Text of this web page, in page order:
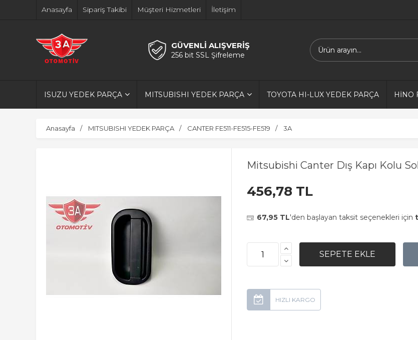
Anasayfa Sipariş Takibi Müşteri Hizmetleri İletişim
GÜVENLİ ALIŞVERİŞ
256 bit SSL Şifreleme
ISUZU YEDEK PARÇA MITSUBISHI YEDEK PARÇA TOYOTA HI-LUX YEDEK PARÇA HİNO
Anasayfa MITSUBISHI YEDEK PARÇA CANTER FE511-FE515-FE519 3A
Mitsubishi Canter Dış Kapı Kolu Sol
456,78 TL
67,95 TL'den başlayan taksit seçenekleri için